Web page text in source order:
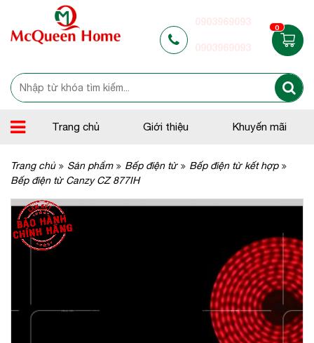
0
Trang chủ Giới thiệu Khuyến mãi
Trang chủ Sản phẩm Bếp điện từ
Bếp điện từ kết hợp
Bếp điện từ Canzy CZ 877IH